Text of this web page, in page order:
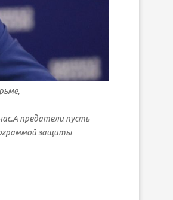
предатели пусть
защиты